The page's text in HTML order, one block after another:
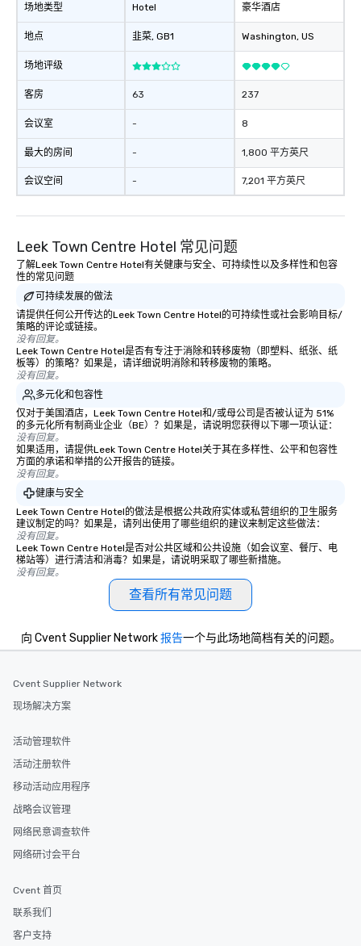
场地类型
地点
场地评级
客房
会议室
最大的房间
会议空间
Hotel
韭菜, GB1
63
-
-
-
豪华酒店
Washington, US
237
8
1,800 平方英尺
7,201 平方英尺
Leek Town Centre Hotel 常见问题
了解Leek Town Centre Hotel有关健康与安全、可持续性以及多样性和包容
性的常见问题
可持续发展的做法
请提供任何公开传达的Leek Town Centre Hotel的可持续性或社会影响目标/
策略的评论或链接。
没有回复。
Leek Town Centre Hotel是否有专注于消除和转移废物（即塑料、纸张、纸
板等）的策略？如果是，请详细说明消除和转移废物的策略。
没有回复。
多元化和包容性
仅对于美国酒店，Leek Town Centre Hotel和/或母公司是否被认证为 51%
的多元化所有制商业企业（BE）？如果是，请说明您获得以下哪一项认证：
没有回复。
如果适用，请提供Leek Town Centre Hotel关于其在多样性、公平和包容性
方面的承诺和举措的公开报告的链接。
没有回复。
健康与安全
Leek Town Centre Hotel的做法是根据公共政府实体或私营组织的卫生服务
建议制定的吗？如果是，请列出使用了哪些组织的建议来制定这些做法：
没有回复。
Leek Town Centre Hotel是否对公共区域和公共设施（如会议室、餐厅、电
梯站等）进行清洁和消毒？如果是，请说明采取了哪些新措施。
没有回复。
查看所有常见问题
向 Cvent Supplier Network报告一个与此场地简档有关的问题。
Cvent Supplier Network
现场解决方案
活动管理软件
活动注册软件
移动活动应用程序
战略会议管理
网络民意调查软件
网络研讨会平台
Cvent 首页
联系我们
客户支持